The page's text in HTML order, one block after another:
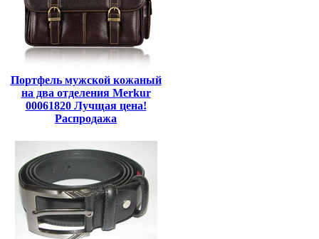
Портфель мужской кожаный
на два отделения Merkur
00061820 Лучщая цена!
Распродажа